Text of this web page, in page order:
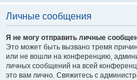
Личные сообщения
Я не могу отправить личные
Это может быть вызвано тремя
или не вошли на конференцию,
личных сообщений на всей
это вам лично. Свяжитесь с